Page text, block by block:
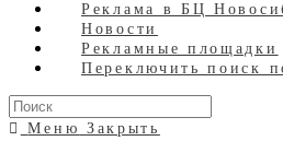
Реклама в БЦ
Новости
Рекламные площадки
Переключить поиск
Меню Закрыть